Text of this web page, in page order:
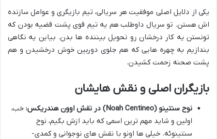
یکی از دلایل اصلی موفقیت هر سریالی، تیم بازیگری و عوامل سازنده
اش هستن. تو سریال داوطلب هم یه تیم قوی پشت قضیه بودن که
تونستن یه کار درخشان رو تحویل بیننده ها بدن. بیاین یه نگاهی
بندازیم به چهره هایی که هم جلوی دوربین خوش درخشیدن و هم
پشت صحنه زحمت کشیدن.
بازیگران اصلی و نقش هایشان
نوح سنتینو (Noah Centineo) در نقش اوون هندریکس:
خب،
اولین و شاید مهم ترین اسمی که باید ازش بگیم، نوح
سنتینوئه. خیلی ها اونو با نقش های نوجوانی و کمدی-